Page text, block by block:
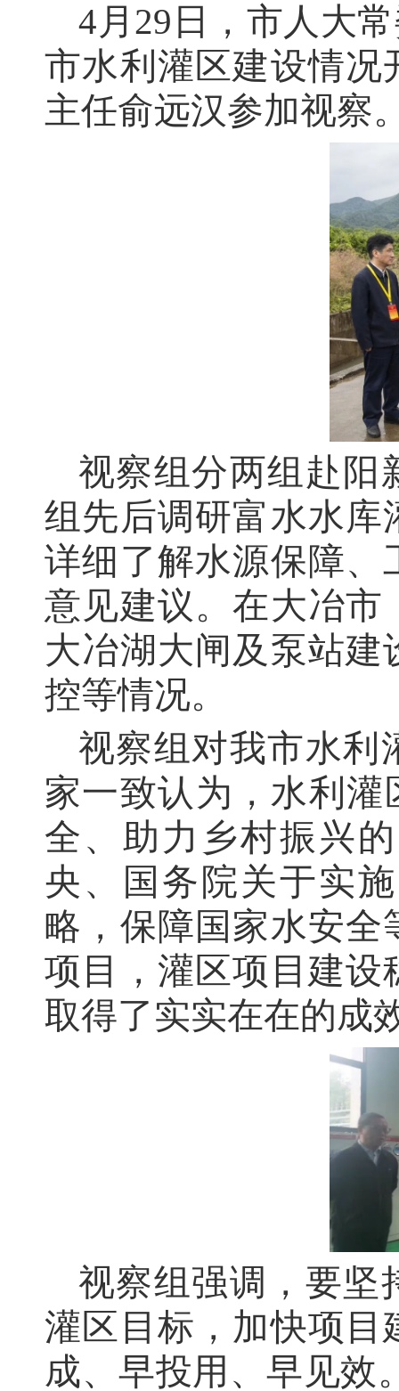
公开征集“扩大内需大力提振消费”社会
黄石市人民代表大会常务委员会公告
4月29日，市人大
市水利灌区建设情况
主任俞远汉参加视察
视察组分两组赴阳
组先后调研富水水库
详细了解水源保障、
意见建议。在大冶市
大冶湖大闸及泵站
控等情况。
视察组对我市水利
家一致认为，水利灌
全、助力乡村振兴
央、国务院关于实
略，保障国家水安
项目，灌区项目建设
取得了实实在在的成
视察组强调，要坚
灌区目标，加快项目
成、早投用、早见效